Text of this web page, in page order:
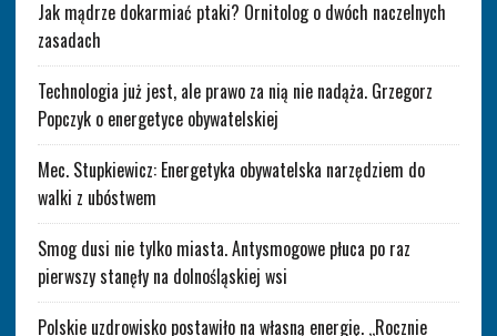
Jak mądrze dokarmiać ptaki? Ornitolog o dwóch naczelnych
zasadach
Technologia już jest, ale prawo za nią nie nadąża. Grzegorz
Popczyk o energetyce obywatelskiej
Mec. Stupkiewicz: Energetyka obywatelska narzędziem do
walki z ubóstwem
Smog dusi nie tylko miasta. Antysmogowe płuca po raz
pierwszy stanęły na dolnośląskiej wsi
Polskie uzdrowisko postawiło na własną energię. „Rocznie